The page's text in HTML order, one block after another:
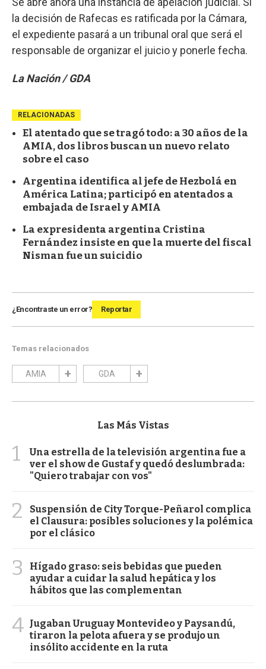
la decisión de Rafecas es ratificada por la Cámara,
el expediente pasará a un tribunal oral que será el
responsable de organizar el juicio y ponerle fecha.
La Nación / GDA
RELACIONADAS
El atentado que se tragó todo: a 30 años de la
AMIA, dos libros buscan un nuevo relato
sobre el caso
Argentina identifica al jefe de Hezbolá en
América Latina; participó en atentados a
embajada de Israel y AMIA
La expresidenta argentina Cristina
Fernández insiste en que la muerte del fiscal
Nisman fue un suicidio
¿Encontraste un error? Reportar
Temas relacionados
AMIA GDA
Las Más Vistas
1
Una estrella de la televisión argentina fue a
ver el show de Gustaf y quedó deslumbrada:
"Quiero trabajar con vos"
2
Suspensión de City Torque-Peñarol complica
el Clausura: posibles soluciones y la polémica
por el clásico
3
Hígado graso: seis bebidas que pueden
ayudar a cuidar la salud hepática y los
hábitos que las complementan
4 Jugaban Uruguay Montevideo y Paysandú,
tiraron la pelota afuera y se produjo un
insólito accidente en la ruta